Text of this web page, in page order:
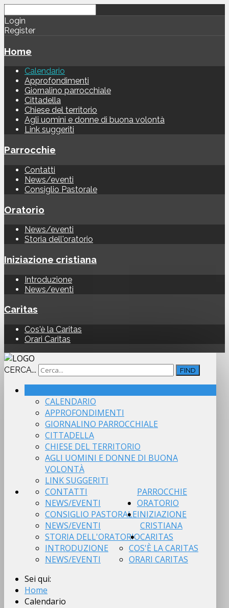
Login
Register
Home
Calendario
Approfondimenti
Giornalino parrocchiale
Cittadella
Chiese del territorio
Agli uomini e donne di buona volontà
Link suggeriti
Parrocchie
Contatti
News/eventi
Consiglio Pastorale
Oratorio
News/eventi
Storia dell'oratorio
Iniziazione cristiana
Introduzione
News/eventi
Caritas
Cos'è la Caritas
Orari Caritas
CERCA... FIND
CALENDARIO
APPROFONDIMENTI
GIORNALINO PARROCCHIALE
CITTADELLA
CHIESE DEL TERRITORIO
AGLI UOMINI E DONNE DI BUONA
VOLONTÀ
LINK SUGGERITI
PARROCCHIE
CONTATTI
NEWS/EVENTI
CONSIGLIO PASTORALE
ORATORIO
NEWS/EVENTI
STORIA DELL'ORATORIO
INIZIAZIONE
CRISTIANA
INTRODUZIONE
NEWS/EVENTI
CARITAS
COS'È LA CARITAS
ORARI CARITAS
Sei qui:
Home
Calendario